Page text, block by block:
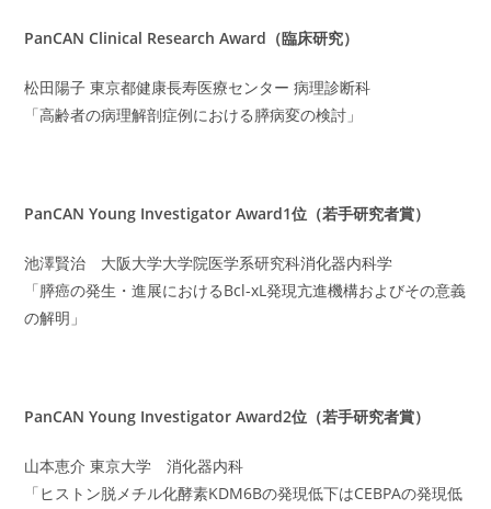
PanCAN Clinical Research Award（臨床研究）
松田陽子 東京都健康長寿医療センター 病理診断科
「高齢者の病理解剖症例における膵病変の検討」
PanCAN Young Investigator Award1位（若手研究者賞）
池澤賢治 大阪大学大学院医学系研究科消化器内科学
「膵癌の発生・進展におけるBcl-xL発現亢進機構およびその意義
の解明」
PanCAN Young Investigator Award2位（若手研究者賞）
山本恵介 東京大学 消化器内科
「ヒストン脱メチル化酵素KDM6Bの発現低下はCEBPAの発現低